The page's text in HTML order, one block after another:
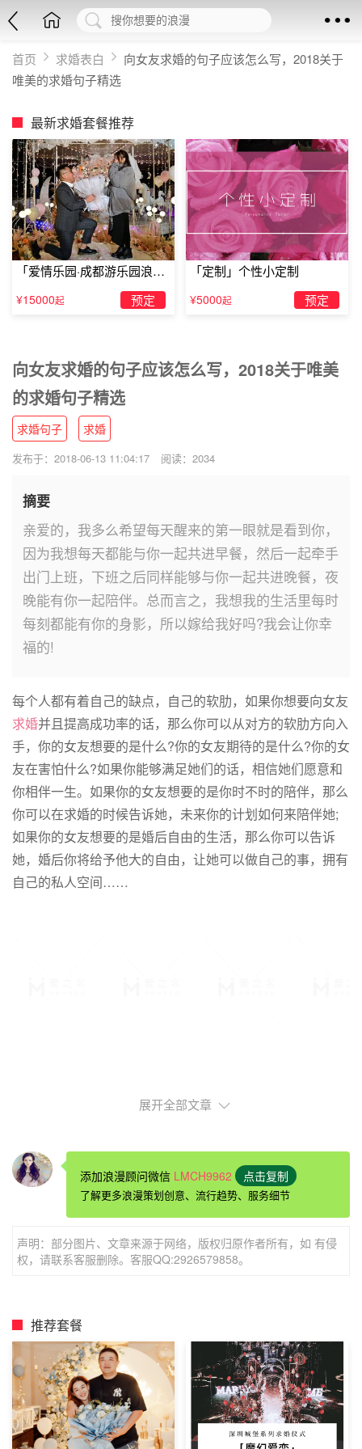
首页 求婚表白
向女友求婚的句子应该怎么写，2018关于
唯美的求婚句子精选
最新求婚套餐推荐
「爱情乐园·成都游乐园浪漫
求婚」
¥15000起 预定
「定制」个性小定制
¥5000起 预定
向女友求婚的句子应该怎么写，2018关于唯美
的求婚句子精选
求婚句子 求婚
发布于：2018-06-13 11:04:17 阅读：2034
摘要
亲爱的，我多么希望每天醒来的第一眼就是看到你，
因为我想每天都能与你一起共进早餐，然后一起牵手
出门上班，下班之后同样能够与你一起共进晚餐，夜
晚能有你一起陪伴。总而言之，我想我的生活里每时
每刻都能有你的身影，所以嫁给我好吗?我会让你幸
福的!
每个人都有着自己的缺点，自己的软肋，如果你想要向女友
求婚并且提高成功率的话，那么你可以从对方的软肋方向入
手，你的女友想要的是什么?你的女友期待的是什么?你的女
友在害怕什么?如果你能够满足她们的话，相信她们愿意和
你相伴一生。如果你的女友想要的是你时不时的陪伴，那么
你可以在求婚的时候告诉她，未来你的计划如何来陪伴她;
如果你的女友想要的是婚后自由的生活，那么你可以告诉
她，婚后你将给予他大的自由，让她可以做自己的事，拥有
自己的私人空间……
浪漫求婚句子
是你第一个拥抱的人，不是你第一个亲吻的人,不是你第一
个拥有的人。但希望我是你遇到痛苦第一个想倾诉的人，是
你遇到快乐第一个想分享的人，是你遇到挫折第一个能依靠
的人，是你今生以后第一个相伴到老的人。所以请将你心里
某个第一放心交给我。
展开全部文章
添加浪漫顾问微信 LMCH9962 点击复制
了解更多浪漫策划创意、流行趋势、服务细节
声明：部分图片、文章来源于网络，版权归原作者所有，如 有侵
权，请联系客服删除。客服QQ:2926579858。
推荐套餐